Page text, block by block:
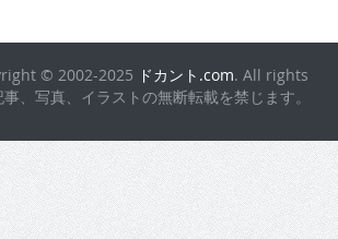
© 2002-2025 ドカント.com. All rights
写真、イラストの無断転載を禁じます。